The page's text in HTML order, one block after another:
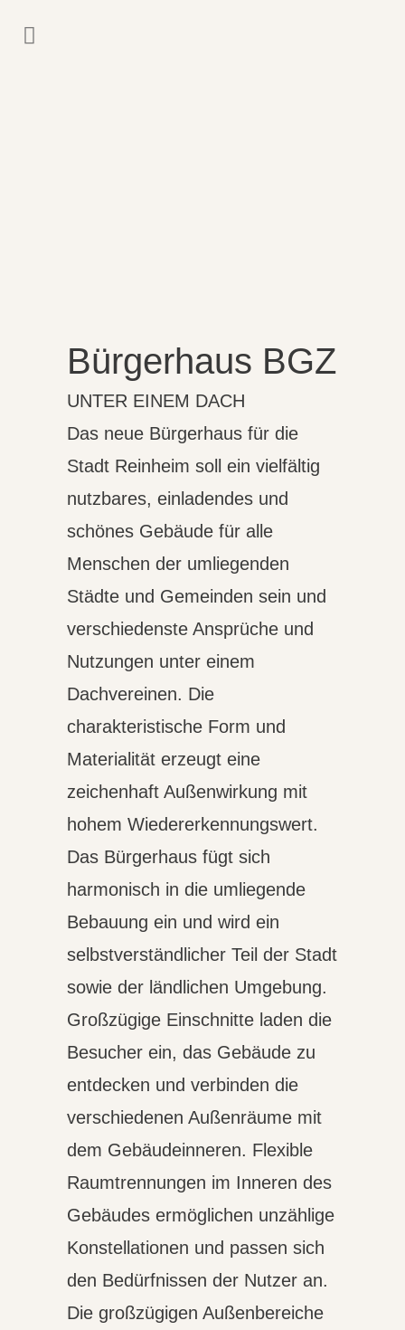
Bürgerhaus BGZ
UNTER EINEM DACH
Das neue Bürgerhaus für die
Stadt Reinheim soll ein vielfältig
nutzbares, einladendes und
schönes Gebäude für alle
Menschen der umliegenden
Städte und Gemeinden sein und
verschiedenste Ansprüche und
Nutzungen unter einem
Dachvereinen. Die
charakteristische Form und
Materialität erzeugt eine
zeichenhaft Außenwirkung mit
hohem Wiedererkennungswert.
Das Bürgerhaus fügt sich
harmonisch in die umliegende
Bebauung ein und wird ein
selbstverständlicher Teil der Stadt
sowie der ländlichen Umgebung.
Großzügige Einschnitte laden die
Besucher ein, das Gebäude zu
entdecken und verbinden die
verschiedenen Außenräume mit
dem Gebäudeinneren. Flexible
Raumtrennungen im Inneren des
Gebäudes ermöglichen unzählige
Konstellationen und passen sich
den Bedürfnissen der Nutzer an.
Die großzügigen Außenbereiche